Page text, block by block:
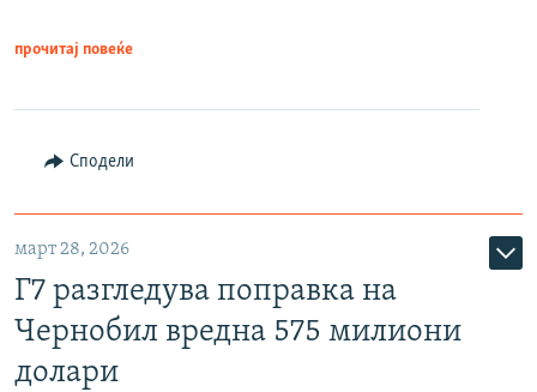
прочитај повеќе
Сподели
март 28, 2026
Г7 разгледува поправка на
Чернобил вредна 575 милиони
долари